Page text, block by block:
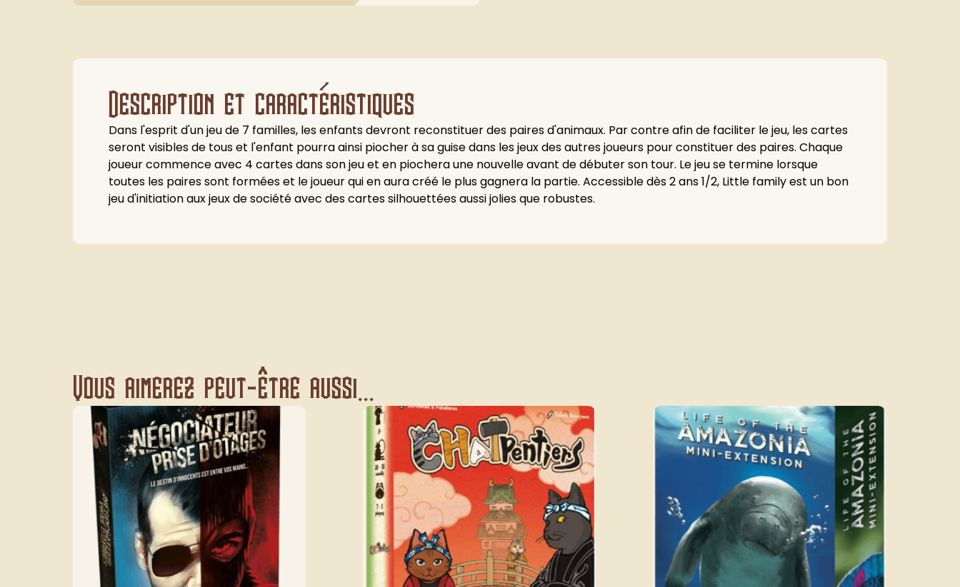
Description et caractéristiques
Dans l'esprit d'un jeu de 7 familles, les enfants devront reconstituer des paires d'animaux. Par contre afin de faciliter le jeu, les cartes
seront visibles de tous et l'enfant pourra ainsi piocher à sa guise dans les jeux des autres joueurs pour constituer des paires. Chaque
joueur commence avec 4 cartes dans son jeu et en piochera une nouvelle avant de débuter son tour. Le jeu se termine lorsque
toutes les paires sont formées et le joueur qui en aura créé le plus gagnera la partie. Accessible dès 2 ans 1/2, Little family est un bon
jeu d'initiation aux jeux de société avec des cartes silhouettées aussi jolies que robustes.
Vous aimerez peut-être aussi...